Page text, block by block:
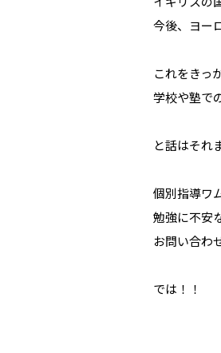
今後、ヨー
これをきっ
学校や塾で
と話はそれ
個別指導ワ
勉強に不安
お問い合わ
では！！